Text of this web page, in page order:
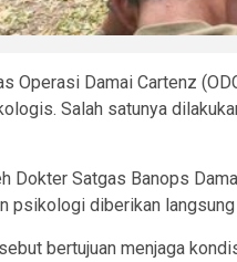
Operasi Damai Cartenz
Salah satunya
Dokter Satgas Banops
psikologi diberikan
bertujuan menjaga